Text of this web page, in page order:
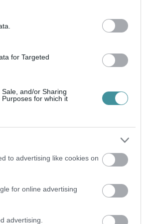
for Targeted
and/or Sharing
for which it
to advertising like cookies on
for online advertising
advertising.
zajlott
a fogadópult
nem
sem
„semmi
nem
ügy